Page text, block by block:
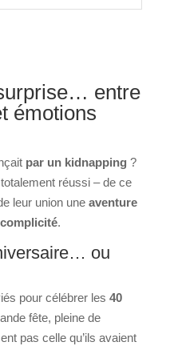
entre
émotions
par un kidnapping ?
réussi – de ce
leur union une aventure
.
ou
pour célébrer les 40
fête, pleine de
pas celle qu’ils avaient